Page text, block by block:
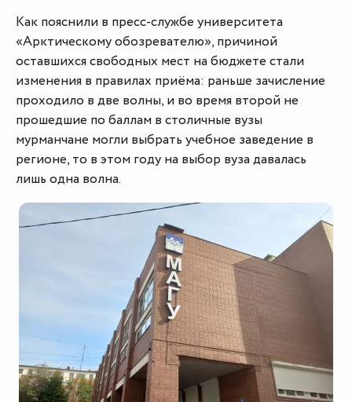
Как пояснили в пресс-службе университета
«Арктическому обозревателю», причиной
оставшихся свободных мест на бюджете стали
изменения в правилах приёма: раньше зачисление
проходило в две волны, и во время второй не
прошедшие по баллам в столичные вузы
мурманчане могли выбрать учебное заведение в
регионе, то в этом году на выбор вуза давалась
лишь одна волна.